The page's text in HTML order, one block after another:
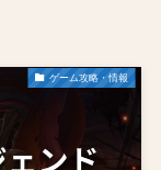
ゲーム攻略・情報